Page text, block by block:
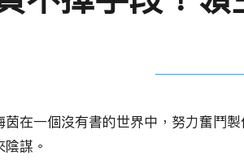
茵在一個沒有書的世界中，努力奮鬥
陰謀。